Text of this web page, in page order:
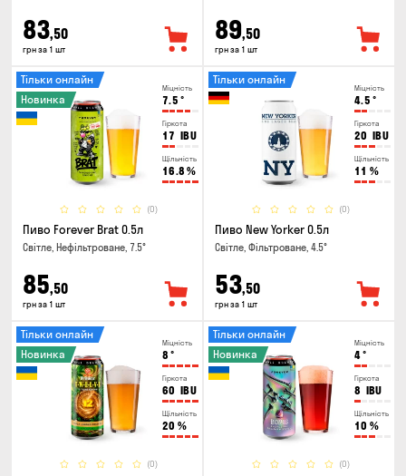
83,50
грн за 1 шт
89,50
грн за 1 шт
Міцність
7.5 °
Гіркота
17 IBU
Щільність
16.8 %
(0)
Тільки онлайн
Новинка
Пиво Forever Brat 0.5л
Світле, Нефільтроване, 7.5°
85,50
грн за 1 шт
Міцність
4.5 °
Гіркота
20 IBU
Щільність
11 %
(0)
Тільки онлайн
Пиво New Yorker 0.5л
Світле, Фільтроване, 4.5°
53,50
грн за 1 шт
Міцність
8 °
Гіркота
60 IBU
Щільність
20 %
(0)
Тільки онлайн
Новинка
Міцність
4°
Гіркота
8 IBU
Щільність
10 %
(0)
Тільки онлайн
Новинка